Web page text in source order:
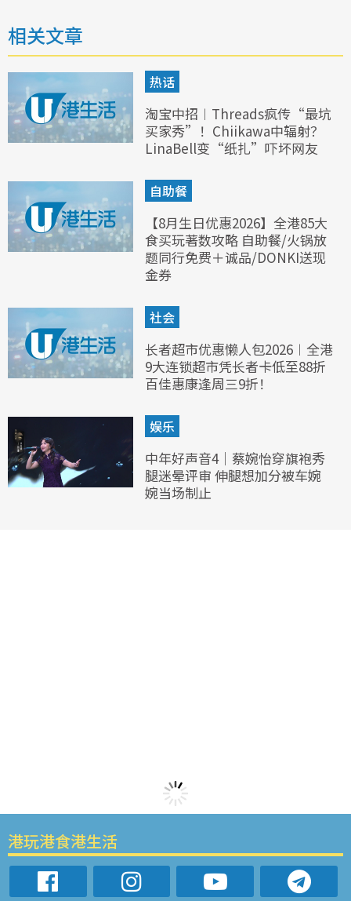
相关文章
热话
淘宝中招︱Threads疯传“最坑
买家秀”！Chiikawa中辐射？
LinaBell变“纸扎”吓坏网友
自助餐
【8月生日优惠2026】全港85大
食买玩著数攻略 自助餐/火锅放
题同行免费＋诚品/DONKI送现
金券
社会
长者超市优惠懒人包2026︱全港
9大连锁超市凭长者卡低至88折
百佳惠康逢周三9折！
娱乐
中年好声音4｜蔡婉怡穿旗袍秀
腿迷晕评审 伸腿想加分被车婉
婉当场制止
港玩港食港生活